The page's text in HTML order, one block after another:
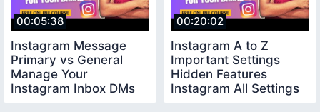
00:05:38
Instagram Message
Primary vs General
Manage Your
Instagram Inbox DMs
00:20:02
Instagram A to Z
Important Settings
Hidden Features
Instagram All Settings